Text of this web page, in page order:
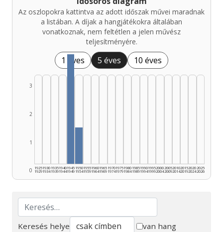
Az oszlopokra kattintva az adott időszak művei maradnak
a listában. A díjak a hangjátékokra általában
vonatkoznak, nem feltétlen a jelen művész
teljesítményére.
1 éves 5 éves 10 éves
0
1
2
3
1925
1929
1930
1934
1935
1939
1940
1944
1945
1949
1950
1954
1955
1959
1960
1964
1965
1969
1970
1974
1975
1979
1980
1984
1985
1989
1990
1994
1995
1999
2000
2004
2005
2009
2010
2014
2015
2019
2020
2024
2025
2026
Keresés helye
van hang